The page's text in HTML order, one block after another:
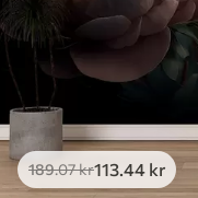
189.07kr113.44 kr